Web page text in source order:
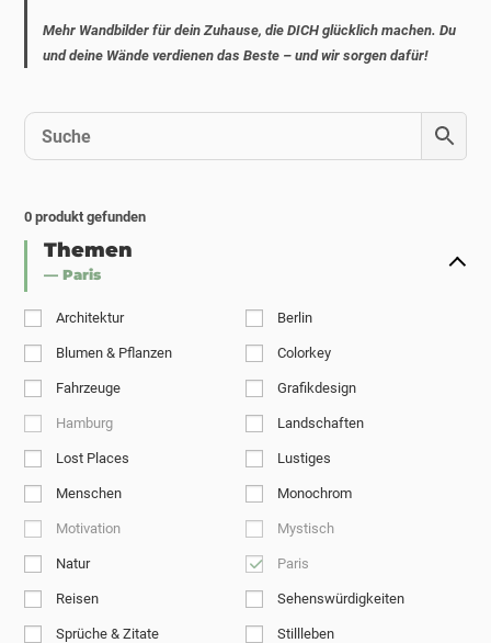
Mehr Wandbilder für dein Zuhause, die DICH glücklich machen. Du
und deine Wände verdienen das Beste – und wir sorgen dafür!
0 produkt gefunden
Themen
— Paris
Architektur Berlin
Blumen & Pflanzen Colorkey
Fahrzeuge Grafikdesign
Hamburg Landschaften
Lost Places Lustiges
Menschen Monochrom
Motivation Mystisch
Natur Paris
Reisen Sehenswürdigkeiten
Sprüche & Zitate Stillleben